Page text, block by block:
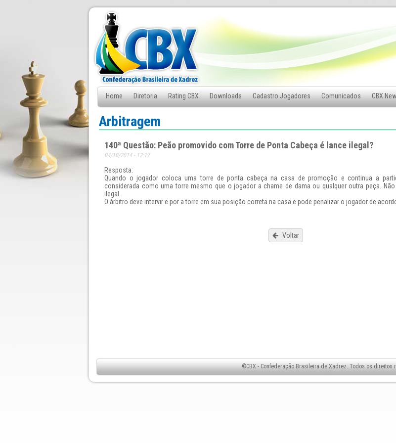
Home Diretoria Rating CBX Downloads Cadastro Jogadores Comunicados CBX
Fale Conosco
Arbitragem
140ª Questão: Peão promovido com Torre de Ponta Cabeça é lance ilegal?
04/10/2014 - 12:17
Resposta:
Quando o jogador coloca uma torre de ponta cabeça na casa de promoção e continua a
considerada como uma torre mesmo que o jogador a chame de dama ou qualquer outra peça.
ilegal.
O árbitro deve intervir e por a torre em sua posição correta na casa e pode penalizar o jogador de
Voltar
©CBX - Confederação Brasileira de Xadrez. Todos os direitos